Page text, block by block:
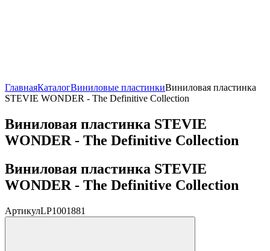
ГлавнаяКаталогВиниловые пластинкиВиниловая пластинка
STEVIE WONDER - The Definitive Collection
Виниловая пластинка STEVIE
WONDER - The Definitive Collection
Виниловая пластинка STEVIE
WONDER - The Definitive Collection
АртикулLP1001881